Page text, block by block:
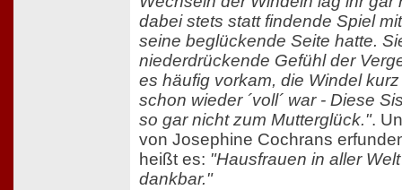
dabei stets statt findende Spiel
seine beglückende Seite hatte.
niederdrückende Gefühl der
es häufig vorkam, die Windel
schon wieder ´voll´ war - Diese
so gar nicht zum Mutterglück.".
von Josephine Cochrans
heißt es: "Hausfrauen in aller
dankbar."